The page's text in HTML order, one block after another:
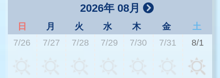
2026年 08月
日 月 火 水 木 金
土
7/26
7/27 7/28 7/29 7/30 7/31 8/1